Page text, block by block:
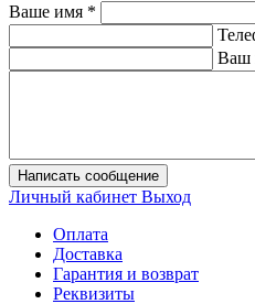
Ваше имя *
Ваш
Написать сообщение
Личный кабинет Выход
Оплата
Доставка
Гарантия и возврат
Реквизиты